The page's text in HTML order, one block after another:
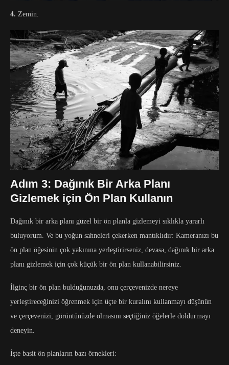
4. Zemin.
Adım 3: Dağınık Bir Arka Planı
Gizlemek için Ön Plan Kullanın
Dağınık bir arka planı güzel bir ön planla gizlemeyi sıklıkla yararlı
buluyorum. Ve bu yoğun sahneleri çekerken mantıklıdır: Kameranızı bu
ön plan öğesinin çok yakınına yerleştirirseniz, devasa, dağınık bir arka
planı gizlemek için çok küçük bir ön plan kullanabilirsiniz.
İlginç bir ön plan bulduğunuzda, onu çerçevenizde nereye
yerleştireceğinizi öğrenmek için üçte bir kuralını kullanmayı düşünün
ve çerçevenizi, görüntünüzde olmasını seçtiğiniz öğelerle doldurmayı
deneyin.
İşte basit ön planların bazı örnekleri: